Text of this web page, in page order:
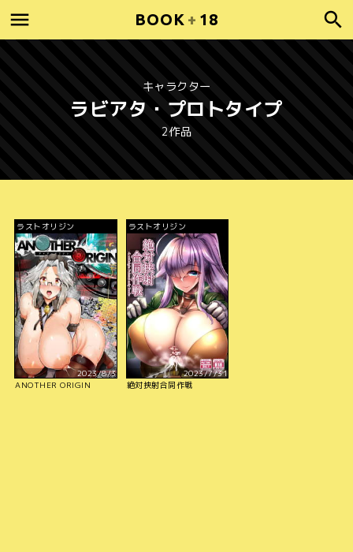
BOOK + 18
キャラクター
ラビアタ・プロトタイプ
2作品
ラストオリジン
2023/8/3
ANOTHER ORIGIN
ラストオリジン
2023/7/31
絶対挟射合同作戦